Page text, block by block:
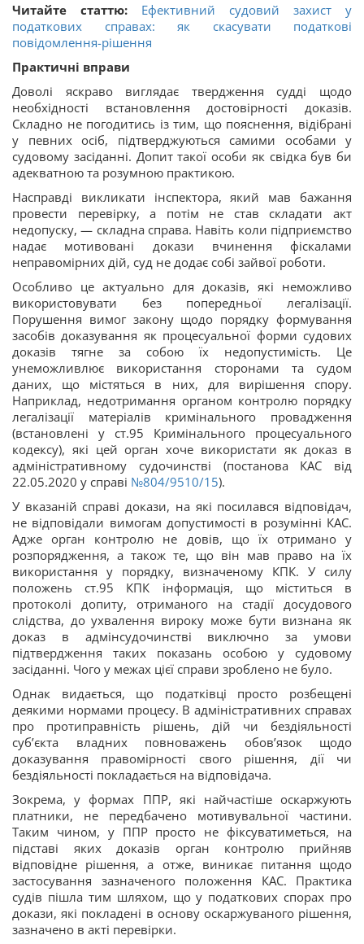
Читайте статтю: Ефективний судовий захист у
податкових справах: як скасувати податкові
повідомлення-рішення
Практичні вправи
Доволі яскраво виглядає твердження судді щодо
необхідності встановлення достовірності доказів.
Складно не погодитись із тим, що пояснення, відібрані
у певних осіб, підтверджуються самими особами у
судовому засіданні. Допит такої особи як свідка був би
адекватною та розумною практикою.
Насправді викликати інспектора, який мав бажання
провести перевірку, а потім не став складати акт
недопуску, — складна справа. Навіть коли підприємство
надає мотивовані докази вчинення фіскалами
неправомірних дій, суд не додає собі зайвої роботи.
Особливо це актуально для доказів, які неможливо
використовувати без попередньої легалізації.
Порушення вимог закону щодо порядку формування
засобів доказування як процесуальної форми судових
доказів тягне за собою їх недопустимість. Це
унеможливлює використання сторонами та судом
даних, що містяться в них, для вирішення спору.
Наприклад, недотримання органом контролю порядку
легалізації матеріалів кримінального провадження
(встановлені у ст.95 Кримінального процесуального
кодексу), які цей орган хоче використати як доказ в
адміністративному судочинстві (постанова КАС від
22.05.2020 у справі №804/9510/15).
У вказаній справі докази, на які посилався відповідач,
не відповідали вимогам допустимості в розумінні КАС.
Адже орган контролю не довів, що їх отримано у
розпорядження, а також те, що він мав право на їх
використання у порядку, визначеному КПК. У силу
положень ст.95 КПК інформація, що міститься в
протоколі допиту, отриманого на стадії досудового
слідства, до ухвалення вироку може бути визнана як
доказ в адмінсудочинстві виключно за умови
підтвердження таких показань особою у судовому
засіданні. Чого у межах цієї справи зроблено не було.
Однак видається, що податківці просто розбещені
деякими нормами процесу. В адміністративних справах
про протиправність рішень, дій чи бездіяльності
суб’єкта владних повноважень обов’язок щодо
доказування правомірності свого рішення, дії чи
бездіяльності покладається на відповідача.
Зокрема, у формах ППР, які найчастіше оскаржують
платники, не передбачено мотивувальної частини.
Таким чином, у ППР просто не фіксуватиметься, на
підставі яких доказів орган контролю прийняв
відповідне рішення, а отже, виникає питання щодо
застосування зазначеного положення КАС. Практика
судів пішла тим шляхом, що у податкових спорах про
докази, які покладені в основу оскаржуваного рішення,
зазначено в акті перевірки.